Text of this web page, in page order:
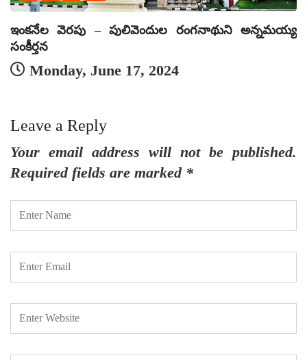
ఇంకనేల వెరపు – పులివెందుల రంగనాథుని అన్నమయ్య
సంకీర్తన
Monday, June 17, 2024
Leave a Reply
Your email address will not be published.
Required fields are marked *